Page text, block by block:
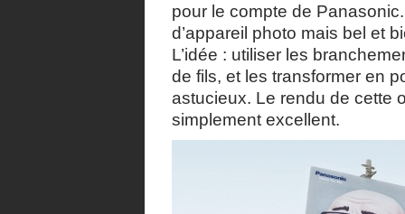
pour le compte de
d’appareil photo mais bel et
L’idée : utiliser les
de fils, et les transformer en
astucieux. Le rendu de cette
simplement excellent.